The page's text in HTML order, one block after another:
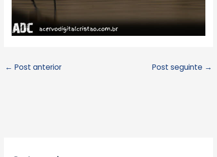
← Post anterior Post seguinte →